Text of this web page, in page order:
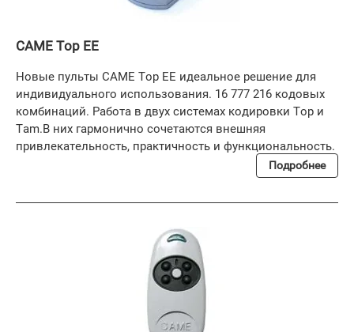
CAME Top EE
Новые пульты CAME Top EE идеальное решение для
индивидуального использования. 16 777 216 кодовых
комбинаций. Работа в двух системах кодировки Top и
Tam.В них гармонично сочетаются внешняя
привлекательность, практичность и функциональность.
Подробнее